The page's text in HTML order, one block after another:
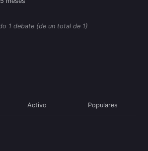
1 debate (de un total de 1)
Activo Populares